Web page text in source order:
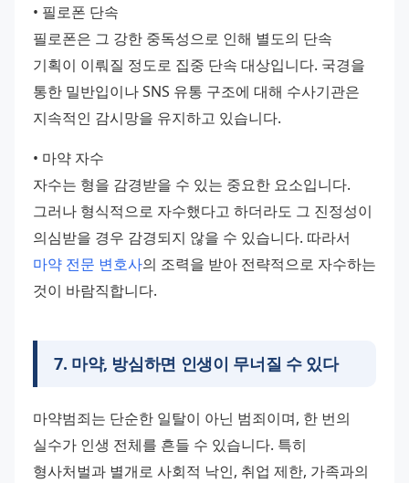
• 필로폰 단속
필로폰은 그 강한 중독성으로 인해 별도의 단속
기획이 이뤄질 정도로 집중 단속 대상입니다. 국경을
통한 밀반입이나 SNS 유통 구조에 대해 수사기관은
지속적인 감시망을 유지하고 있습니다.
• 마약 자수
자수는 형을 감경받을 수 있는 중요한 요소입니다.
그러나 형식적으로 자수했다고 하더라도 그 진정성이
마약 전문 변호사의 조력을 받아 전략적으로 자수하는
것이 바람직합니다.
7. 마약, 방심하면 인생이 무너질 수 있다
마약범죄는 단순한 일탈이 아닌 범죄이며, 한 번의
실수가 인생 전체를 흔들 수 있습니다. 특히
형사처벌과 별개로 사회적 낙인, 취업 제한, 가족과의